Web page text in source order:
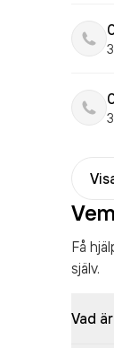
Få
själv.
Vad